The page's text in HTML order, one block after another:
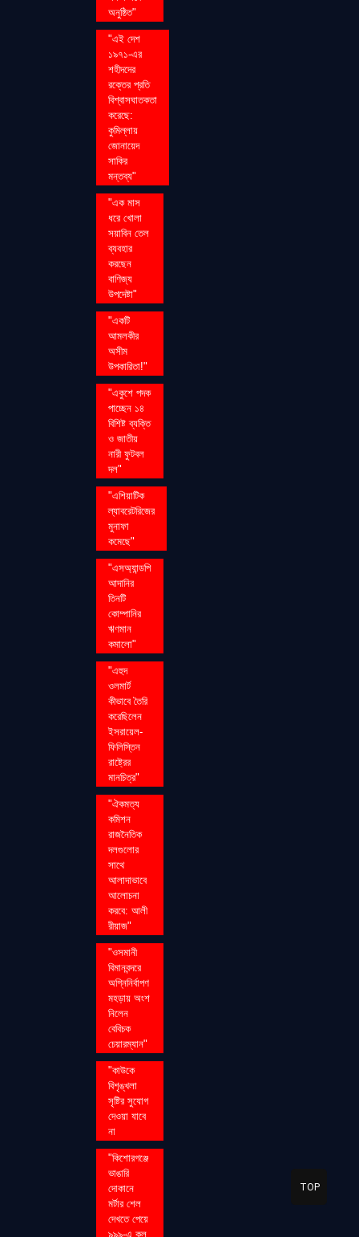
অনুষ্ঠিত"
"এই দেশ
১৯৭১-এর
শহীদদের
রক্তের প্রতি
বিশ্বাসঘাতকতা
করেছে:
কুমিল্লায়
জোনায়েদ
সাকির
মন্তব্য"
"এক মাস
ধরে খোলা
সয়াবিন তেল
ব্যবহার
করছেন
বাণিজ্য
উপদেষ্টা"
"একটি
আমলকীর
অসীম
উপকারিতা!"
"একুশে পদক
পাচ্ছেন ১৪
বিশিষ্ট ব্যক্তি
ও জাতীয়
নারী ফুটবল
দল"
"এশিয়াটিক
ল্যাবরেটরিজের
মুনাফা
কমেছে"
"এসঅ্যান্ডপি
আদানির
তিনটি
কোম্পানির
ঋণমান
কমালো"
"এহুদ
ওলমার্ট
কীভাবে তৈরি
করেছিলেন
ইসরায়েল-
ফিলিস্তিন
রাষ্ট্রের
মানচিত্র"
"ঐকমত্য
কমিশন
রাজনৈতিক
দলগুলোর
সাথে
আলাদাভাবে
আলোচনা
করবে: আলী
রীয়াজ"
"ওসমানী
বিমানবন্দরে
অগ্নিনির্বাপণ
মহড়ায় অংশ
নিলেন
বেবিচক
চেয়ারম্যান"
"কাউকে
বিশৃঙ্খলা
সৃষ্টির সুযোগ
দেওয়া যাবে
না
"কিশোরগঞ্জে
ভাঙারি
দোকানে
মর্টার শেল
দেখতে পেয়ে
৯৯৯-এ কল
TOP